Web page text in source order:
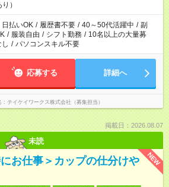
）
日払いOK / 履歴書不要 / 40～50代活躍中 / 副
/ 服装自由 / シフト勤務 / 10名以上の大量募
/ パソコンスキル不要
応募する 詳細へ
テイケイワークス株式会社（募集担当）
掲載日：2026.08.07
未読
NEW
お仕事＞カップの仕分けや